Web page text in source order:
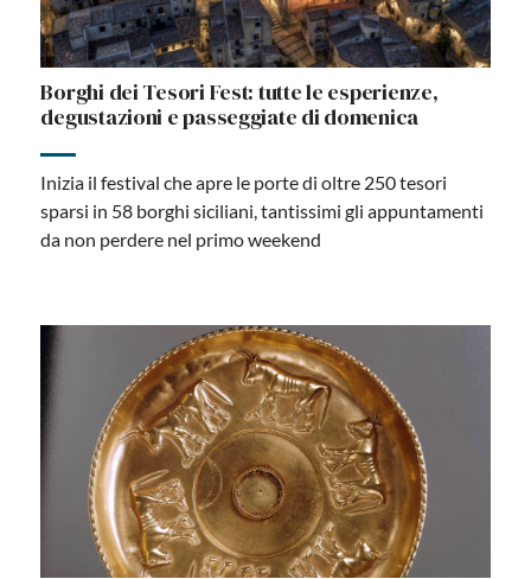
Borghi dei Tesori Fest: tutte le esperienze,
degustazioni e passeggiate di domenica
Inizia il festival che apre le porte di oltre 250 tesori
sparsi in 58 borghi siciliani, tantissimi gli appuntamenti
da non perdere nel primo weekend